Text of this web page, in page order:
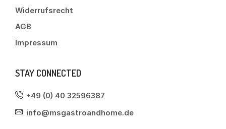
Widerrufsrecht
AGB
Impressum
STAY CONNECTED
+49 (0) 40 32596387
info@msgastroandhome.de